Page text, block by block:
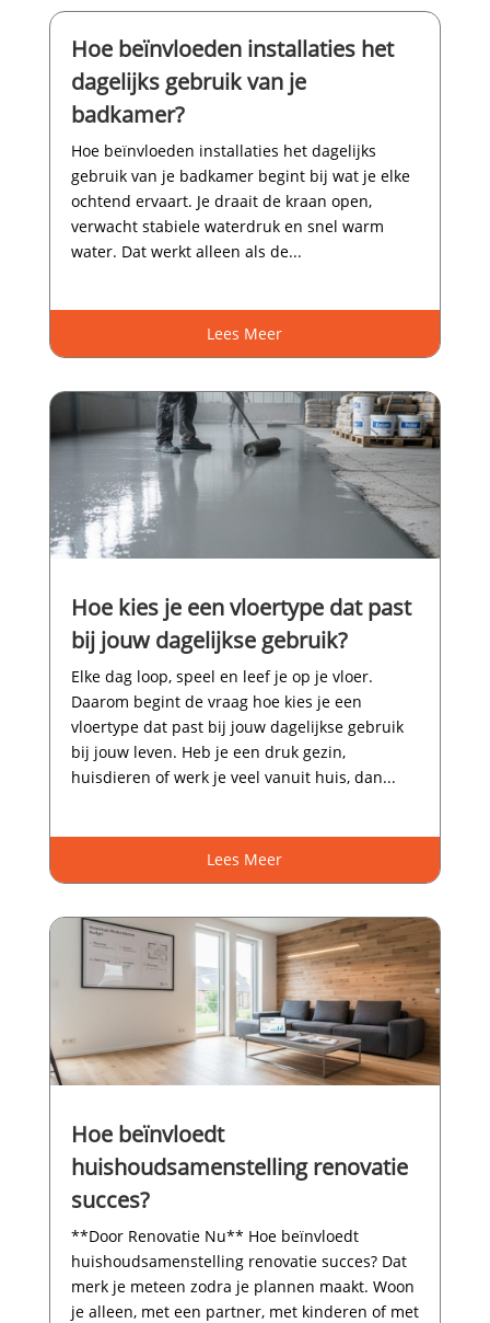
Hoe beïnvloeden installaties het
dagelijks gebruik van je
badkamer?
Hoe beïnvloeden installaties het dagelijks
gebruik van je badkamer begint bij wat je elke
ochtend ervaart.​ Je draait de kraan open,
verwacht stabiele waterdruk en snel warm
water.​ Dat werkt alleen als de...
Lees Meer
Hoe kies je een vloertype dat past
bij jouw dagelijkse gebruik?
Elke dag loop, speel en leef je op je vloer.​
Daarom begint de vraag hoe kies je een
vloertype dat past bij jouw dagelijkse gebruik
bij jouw leven.​ Heb je een druk gezin,
huisdieren of werk je veel vanuit huis, dan...
Lees Meer
Hoe beïnvloedt
huishoudsamenstelling renovatie
succes?
**Door Renovatie Nu** Hoe beïnvloedt
huishoudsamenstelling renovatie succes? Dat
merk je meteen zodra je plannen maakt.​ Woon
je alleen, met een partner, met kinderen of met